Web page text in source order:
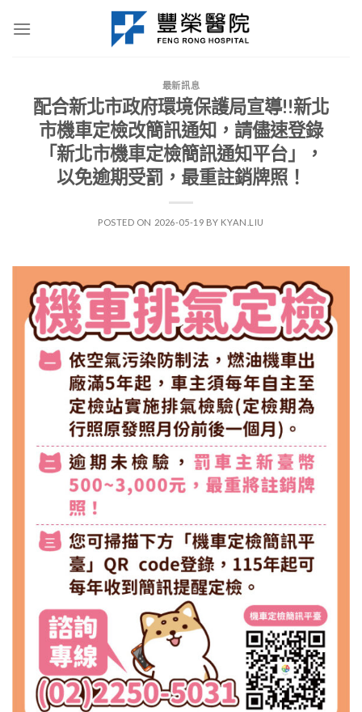
最新訊息
配合新北市政府環境保護局宣導!!新北
市機車定檢改簡訊通知，請儘速登錄
「新北市機車定檢簡訊通知平台」，
以免逾期受罰，最重註銷牌照！
POSTED ON 2026-05-19 BY KYAN.LIU